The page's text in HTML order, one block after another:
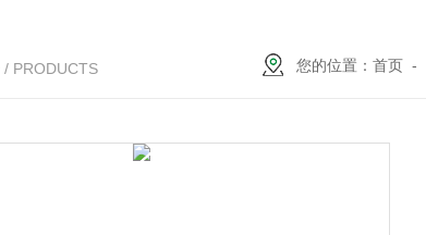
/ PRODUCTS 您的位置：首页 -